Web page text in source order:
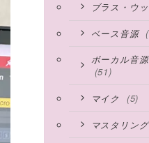
ブラス・ウ
ベース音源
ボーカル音
(51)
マイク (5)
マスタリング